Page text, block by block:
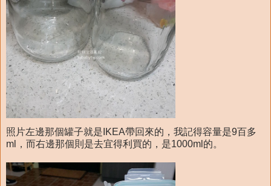
照片左邊那個罐子就是IKEA帶回來的，我記得容量是9百多
ml，而右邊那個則是去宜得利買的，是1000ml的。